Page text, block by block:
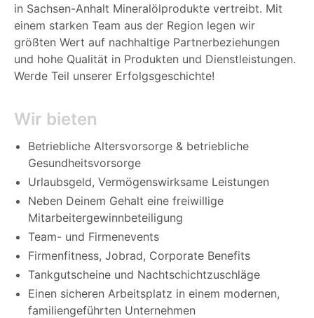
in Sachsen-Anhalt Mineralölprodukte vertreibt. Mit
einem starken Team aus der Region legen wir
größten Wert auf nachhaltige Partnerbeziehungen
und hohe Qualität in Produkten und Dienstleistungen.
Werde Teil unserer Erfolgsgeschichte!
Wir bieten
Betriebliche Altersvorsorge & betriebliche
Gesundheitsvorsorge
Urlaubsgeld, Vermögenswirksame Leistungen
Neben Deinem Gehalt eine freiwillige
Mitarbeitergewinnbeteiligung
Team- und Firmenevents
Firmenfitness, Jobrad, Corporate Benefits
Tankgutscheine und Nachtschichtzuschläge
Einen sicheren Arbeitsplatz in einem modernen,
familiengeführten Unternehmen